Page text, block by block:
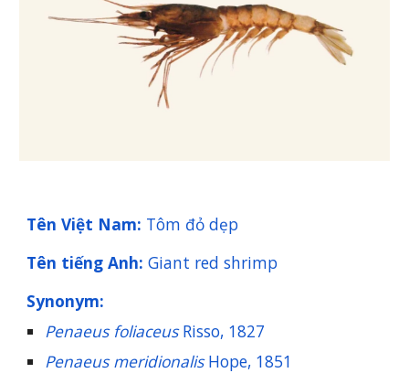
Tên Việt Nam: Tôm đỏ dẹp
Tên tiếng Anh: Giant red shrimp
Synonym:
Penaeus foliaceusRisso, 1827
Penaeus meridionalisHope, 1851